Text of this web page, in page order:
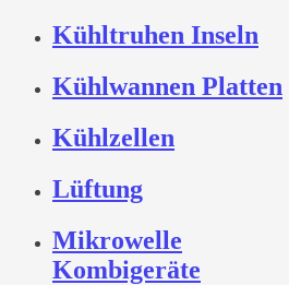
Kühltruhen Inseln
Kühlwannen Platten
Kühlzellen
Lüftung
Mikrowelle
Kombigeräte